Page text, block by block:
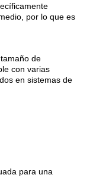
por lo que es
de
con varias
en sistemas de
para una